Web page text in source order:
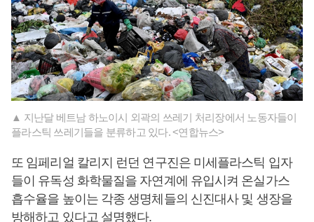
▲ 지난달 베트남 하노이시 외곽의 쓰레기 처리장에서 노동자들이
플라스틱 쓰레기들을 분류하고 있다. <연합뉴스>
또 임페리얼 칼리지 런던 연구진은 미세플라스틱 입자
들이 유독성 화학물질을 자연계에 유입시켜 온실가스
흡수율을 높이는 각종 생명체들의 신진대사 및 생장을
방해하고 있다고 설명했다.